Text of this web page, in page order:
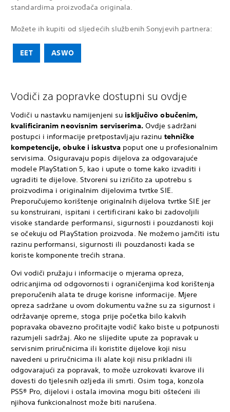
standardima proizvođača originala.
Možete ih kupiti od sljedećih službenih Sonyjevih partnera:
EET ASWO
Vodiči za popravke dostupni su ovdje
Vodiči u nastavku namijenjeni su isključivo obučenim,
kvalificiranim neovisnim serviserima.Ovdje sadržani
postupci i informacije pretpostavljaju razinu tehničke
kompetencije, obuke i iskustva poput one u profesionalnim
servisima. Osiguravaju popis dijelova za odgovarajuće
modele PlayStation 5, kao i upute o tome kako izvaditi i
ugraditi te dijelove. Stvoreni su izričito za upotrebu s
proizvodima i originalnim dijelovima tvrtke SIE.
Preporučujemo korištenje originalnih dijelova tvrtke SIE jer
su konstruirani, ispitani i certificirani kako bi zadovoljili
visoke standarde performansi, sigurnosti i pouzdanosti koji
se očekuju od PlayStation proizvoda. Ne možemo jamčiti istu
razinu performansi, sigurnosti ili pouzdanosti kada se
koriste komponente trećih strana.
Ovi vodiči pružaju i informacije o mjerama opreza,
odricanjima od odgovornosti i ograničenjima kod korištenja
preporučenih alata te druge korisne informacije. Mjere
opreza sadržane u ovom dokumentu važne su za sigurnost i
održavanje opreme, stoga prije početka bilo kakvih
popravaka obavezno pročitajte vodič kako biste u potpunosti
razumjeli sadržaj. Ako ne slijedite upute za popravak u
servisnim priručnicima ili koristite dijelove koji nisu
navedeni u priručnicima ili alate koji nisu prikladni ili
odgovarajući za popravak, to može uzrokovati kvarove ili
dovesti do tjelesnih ozljeda ili smrti. Osim toga, konzola
PS5® Pro, dijelovi i ostala imovina mogu biti oštećeni ili
njihova funkcionalnost može biti narušena.